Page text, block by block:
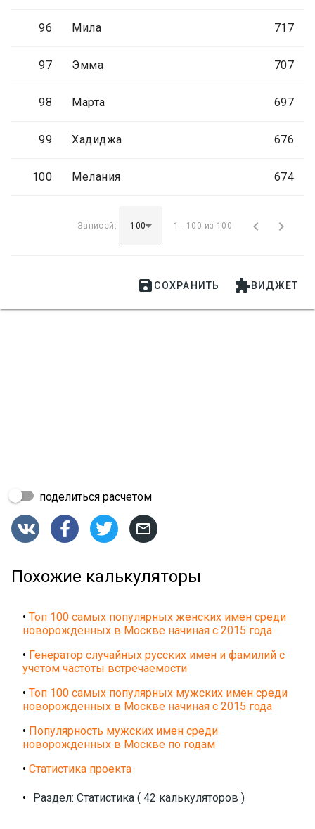
96 Мила 717
97 Эмма 707
98 Марта 697
99 Хадиджа 676
100 Мелания 674
Записей: 1 - 100 из 100  
 СОХРАНИТЬ ВИДЖЕТ
поделиться расчетом
   
Похожие калькуляторы
• Топ 100 самых популярных женских имен среди
новорожденных в Москве начиная с 2015 года
• Генератор случайных русских имен и фамилий с
учетом частоты встречаемости
• Топ 100 самых популярных мужских имен среди
новорожденных в Москве начиная с 2015 года
• Популярность мужских имен среди
новорожденных в Москве по годам
• Статистика проекта
• Раздел: Статистика ( 42 калькуляторов )